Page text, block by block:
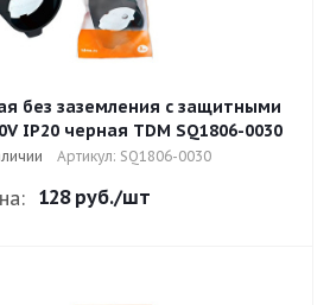
без заземления с защитными
IP20 черная TDM SQ1806-0030
Артикул: SQ1806-0030
128 руб./шт